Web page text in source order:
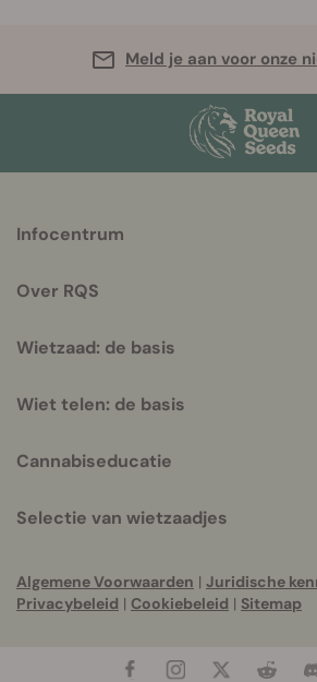
Meld je aan voor onze
helpful
Infocentrum
Over RQS
Wietzaad: de basis
Wiet telen: de basis
Cannabiseducatie
Selectie van wietzaadjes
Algemene Voorwaarden | Juridische
Privacybeleid | Cookiebeleid | Sitemap